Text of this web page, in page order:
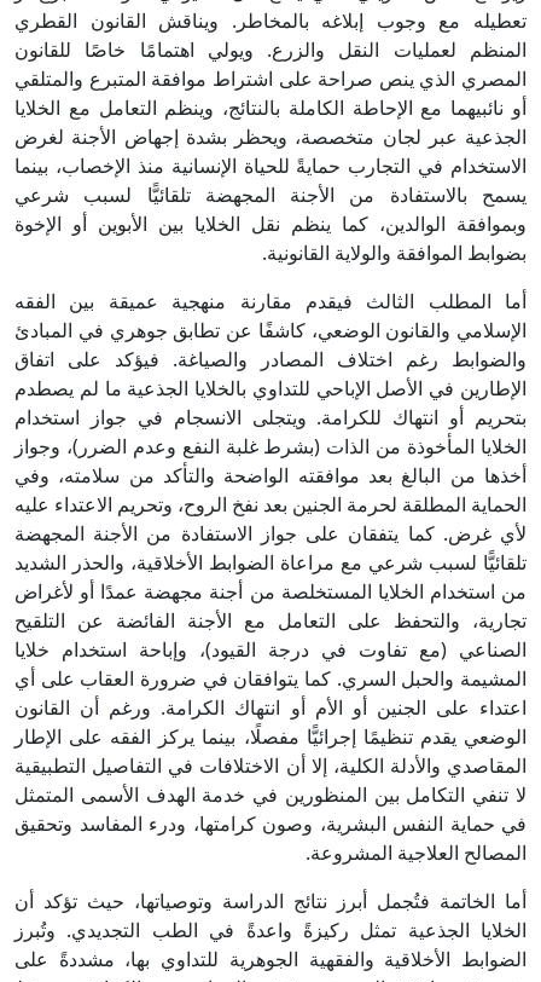
تعطيله مع وجوب إبلاغه بالمخاطر. ويناقش القانون القطري
المنظم لعمليات النقل والزرع. ويولي اهتمامًا خاصًا للقانون
المصري الذي ينص صراحة على اشتراط موافقة المتبرع والمتلقي
أو نائبيهما مع الإحاطة الكاملة بالنتائج، وينظم التعامل مع الخلايا
الجذعية عبر لجان متخصصة، ويحظر بشدة إجهاض الأجنة لغرض
الاستخدام في التجارب حمايةً للحياة الإنسانية منذ الإخصاب، بينما
يسمح بالاستفادة من الأجنة المجهضة تلقائيًّا لسبب شرعي
وبموافقة الوالدين، كما ينظم نقل الخلايا بين الأبوين أو الإخوة
بضوابط الموافقة والولاية القانونية.
أما المطلب الثالث فيقدم مقارنة منهجية عميقة بين الفقه
الإسلامي والقانون الوضعي، كاشفًا عن تطابق جوهري في المبادئ
والضوابط رغم اختلاف المصادر والصياغة. فيؤكد على اتفاق
الإطارين في الأصل الإباحي للتداوي بالخلايا الجذعية ما لم يصطدم
بتحريم أو انتهاك للكرامة. ويتجلى الانسجام في جواز استخدام
الخلايا المأخوذة من الذات (بشرط غلبة النفع وعدم الضرر)، وجواز
أخذها من البالغ بعد موافقته الواضحة والتأكد من سلامته، وفي
الحماية المطلقة لحرمة الجنين بعد نفخ الروح، وتحريم الاعتداء عليه
لأي غرض. كما يتفقان على جواز الاستفادة من الأجنة المجهضة
تلقائيًّا لسبب شرعي مع مراعاة الضوابط الأخلاقية، والحذر الشديد
من استخدام الخلايا المستخلصة من أجنة مجهضة عمدًا أو لأغراض
تجارية، والتحفظ على التعامل مع الأجنة الفائضة عن التلقيح
الصناعي (مع تفاوت في درجة القيود)، وإباحة استخدام خلايا
المشيمة والحبل السري. كما يتوافقان في ضرورة العقاب على أي
اعتداء على الجنين أو الأم أو انتهاك الكرامة. ورغم أن القانون
الوضعي يقدم تنظيمًا إجرائيًّا مفصلًا، بينما يركز الفقه على الإطار
المقاصدي والأدلة الكلية، إلا أن الاختلافات في التفاصيل التطبيقية
لا تنفي التكامل بين المنظورين في خدمة الهدف الأسمى المتمثل
في حماية النفس البشرية، وصون كرامتها، ودرء المفاسد وتحقيق
المصالح العلاجية المشروعة.
أما الخاتمة فتُجمل أبرز نتائج الدراسة وتوصياتها، حيث تؤكد أن
الخلايا الجذعية تمثل ركيزةً واعدةً في الطب التجديدي. وتُبرز
الضوابط الأخلاقية والفقهية الجوهرية للتداوي بها، مشددةً على